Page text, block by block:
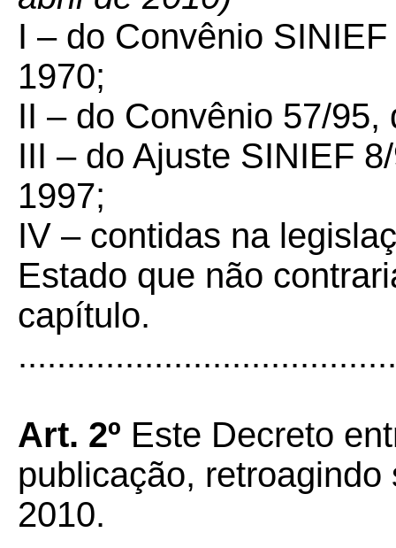
I – do Convênio
1970;
II – do Convênio 57/
III – do Ajuste SINIEF
1997;
IV – contidas na
Estado que não
capítulo.
Art. 2º Este Decreto
publicação,
2010.